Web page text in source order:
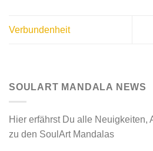
Verbundenheit
SOULART MANDALA NEWS
Hier erfährst Du alle Neuigkeiten,
zu den SoulArt Mandalas